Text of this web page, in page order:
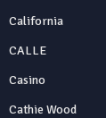
California
CALLE
Casino
Cathie Wood